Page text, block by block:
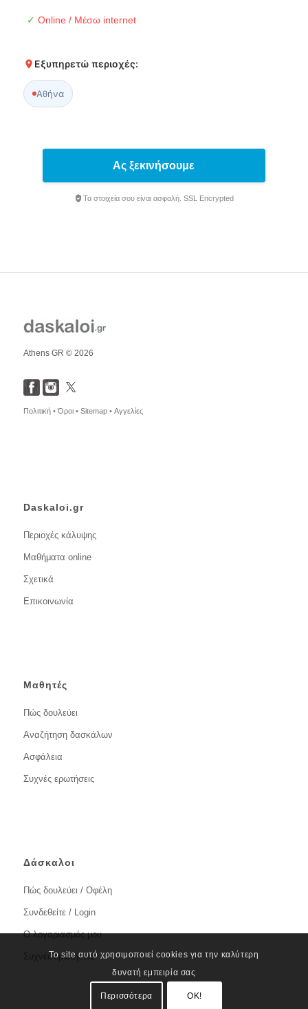
✓ Online / Μέσω internet
Εξυπηρετώ περιοχές:
Αθήνα
Ας ξεκινήσουμε
Τα στοιχεία σου είναι ασφαλή. SSL Encrypted
Athens GR © 2026
Πολιτική •Όροι • Sitemap • Αγγελίες
Daskaloi.gr
Περιοχές κάλυψης
Μαθήματα online
Σχετικά
Επικοινωνία
Μαθητές
Πώς δουλεύει
Αναζήτηση δασκάλων
Ασφάλεια
Συχνές ερωτήσεις
Δάσκαλοι
Πώς δουλεύει / Οφέλη
Συνδεθείτε / Login
Ο λογαριασμός μου
Συχνές ερωτήσεις
Το site αυτό χρησιμοποιεί cookies για την καλύτερη
δυνατή εμπειρία σας
Περισσότερα OK!